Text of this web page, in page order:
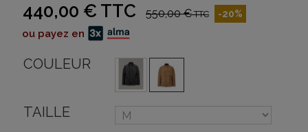
440,00 € TTC 550,00 €TTC -20%
ou payez en
COULEUR
TAILLE